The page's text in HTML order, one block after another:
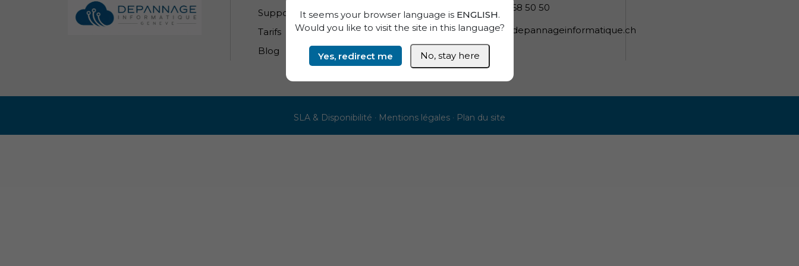
Support PME
Tarifs
Blog
079 868 50 50
info@depannageinformatique.ch
SLA & Disponibilité · Mentions légales · Plan du site
It seems your browser language is ENGLISH.
Would you like to visit the site in this language?
Yes, redirect me No, stay here